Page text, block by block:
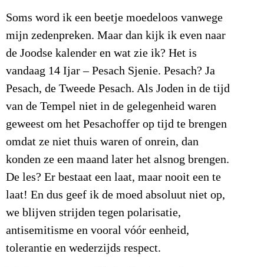
Soms word ik een beetje moedeloos vanwege
mijn zedenpreken. Maar dan kijk ik even naar
de Joodse kalender en wat zie ik? Het is
vandaag 14 Ijar – Pesach Sjenie. Pesach? Ja
Pesach, de Tweede Pesach. Als Joden in de tijd
van de Tempel niet in de gelegenheid waren
geweest om het Pesachoffer op tijd te brengen
omdat ze niet thuis waren of onrein, dan
konden ze een maand later het alsnog brengen.
De les? Er bestaat een laat, maar nooit een te
laat! En dus geef ik de moed absoluut niet op,
we blijven strijden tegen polarisatie,
antisemitisme en vooral vóór eenheid,
tolerantie en wederzijds respect.